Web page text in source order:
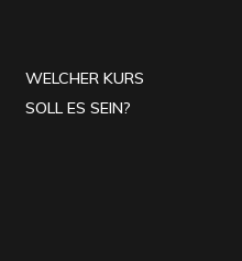
WELCHER KURS
SOLL ES SEIN?